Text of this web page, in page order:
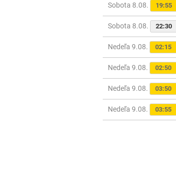
Sobota 8.08. 19:55
Sobota 8.08. 22:30
Nedeľa 9.08. 02:15
Nedeľa 9.08. 02:50
Nedeľa 9.08. 03:50
Nedeľa 9.08. 03:55